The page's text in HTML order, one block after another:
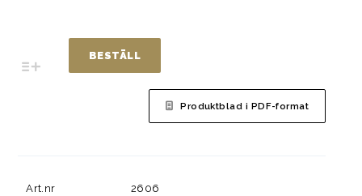
BESTÄLL
Produktblad i PDF-format
Art.nr
2606